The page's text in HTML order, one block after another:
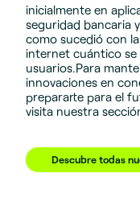
inicialmente en
seguridad bancaria
como sucedió con la
internet cuántico se
usuarios.Para
innovaciones en
prepararte para el
visita nuestra
Descubre todas